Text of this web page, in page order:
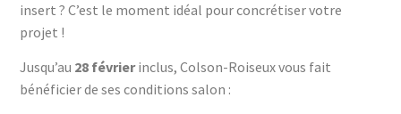
insert ? C’est le moment idéal pour concrétiser votre
projet !
Jusqu’au 28 févrierinclus, Colson-Roiseux vous fait
bénéficier de ses conditions salon :